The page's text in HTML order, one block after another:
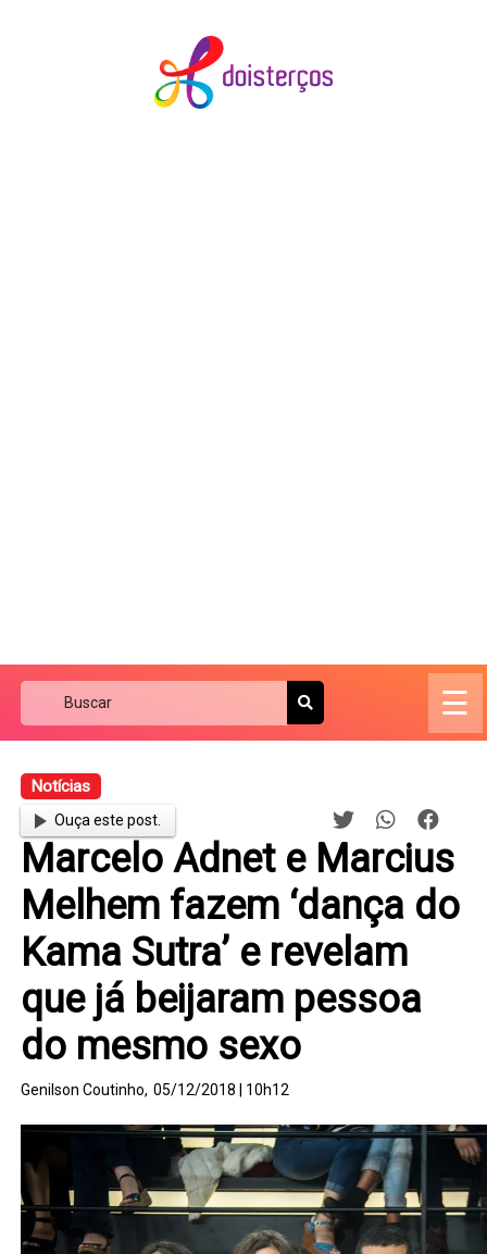
☰
Notícias
Ouça este post.
Marcelo Adnet e Marcius
Melhem fazem ‘dança do
Kama Sutra’ e revelam
que já beijaram pessoa
do mesmo sexo
Genilson Coutinho, 05/12/2018 | 10h12